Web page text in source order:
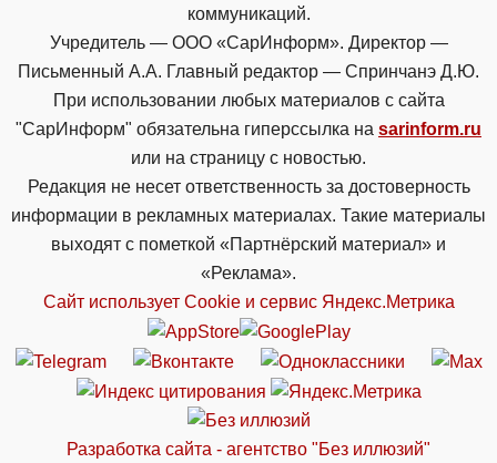
коммуникаций.
Учредитель — ООО «СарИнформ». Директор —
Письменный А.А. Главный редактор — Спринчанэ Д.Ю.
При использовании любых материалов с сайта
"СарИнформ" обязательна гиперссылка на sarinform.ru
или на страницу с новостью.
Редакция не несет ответственность за достоверность
информации в рекламных материалах. Такие материалы
выходят с пометкой «Партнёрский материал» и
«Реклама».
Сайт использует Cookie и сервиc Яндекс.Метрика
Разработка сайта - агентство "Без иллюзий"